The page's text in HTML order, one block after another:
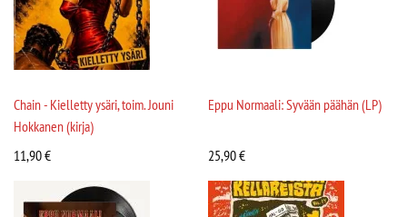
Chain - Kielletty ysäri, toim. Jouni
Hokkanen (kirja)
11,90€
Eppu Normaali: Syvään päähän (LP)
25,90€